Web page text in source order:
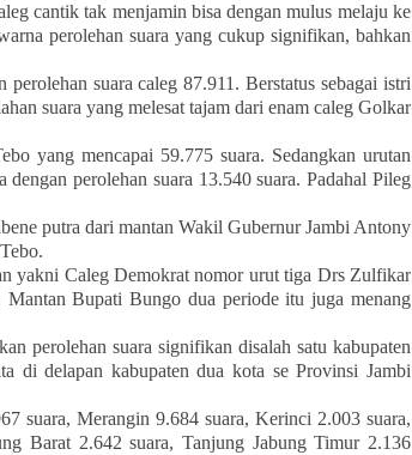
cantik tak menjamin bisa dengan mulus melaju ke
perolehan suara yang cukup signifikan, bahkan
suara caleg 87.911. Berstatus sebagai istri
suara yang melesat tajam dari enam caleg Golkar
yang mencapai 59.775 suara. Sedangkan urutan
perolehan suara 13.540 suara. Padahal Pileg
putra dari mantan Wakil Gubernur Jambi Antony
yakni Caleg Demokrat nomor urut tiga Drs Zulfikar
Bupati Bungo dua periode itu juga menang
perolehan suara signifikan disalah satu kabupaten
di delapan kabupaten dua kota se Provinsi Jambi
suara, Merangin 9.684 suara, Kerinci 2.003 suara,
Barat 2.642 suara, Tanjung Jabung Timur 2.136